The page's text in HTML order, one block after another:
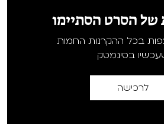
של הסרט הסתיימו
בכל ההקרנות החמות
בסינמטק
לרכישה